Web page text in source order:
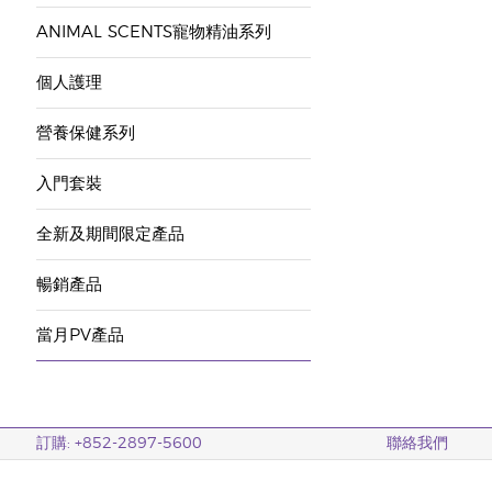
ANIMAL SCENTS寵物精油系列
個人護理
營養保健系列
入門套裝
全新及期間限定產品
暢銷產品
當月PV產品
訂購: +852-2897-5600 聯絡我們